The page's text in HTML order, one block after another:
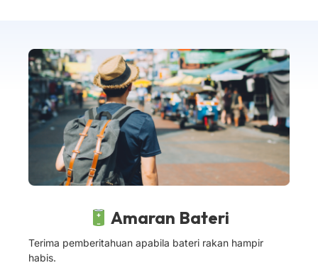
Amaran Bateri
Terima pemberitahuan apabila bateri rakan hampir
habis.